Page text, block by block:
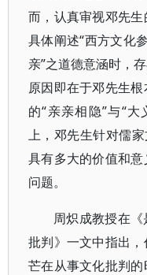
而，认真审视邓先
具体阐述“西方文化
亲”之道德意涵时，
原因即在于邓先生
的“亲亲相隐”与“
上，邓先生针对儒
具有多大的价值和
问题。
周炽成教授在
批判》一文中指出
芒在从事文化批判